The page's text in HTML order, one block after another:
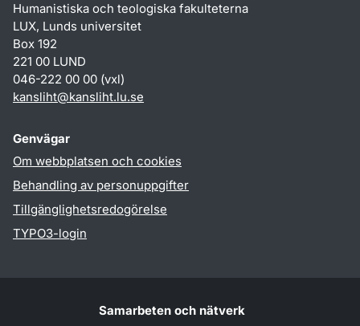
Humanistiska och teologiska fakulteterna
LUX, Lunds universitet
Box 192
221 00 LUND
046-222 00 00 (vxl)
kansliht@kansliht.lu.se
Genvägar
Om webbplatsen och cookies
Behandling av personuppgifter
Tillgänglighetsredogörelse
TYPO3-login
Samarbeten och nätverk